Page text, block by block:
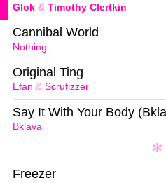
Glok & Timothy Clertkin
Nothing
Cannibal World
Efan & Scrufizzer
Original Ting
Bklava
Say It With Your Body
Freezer